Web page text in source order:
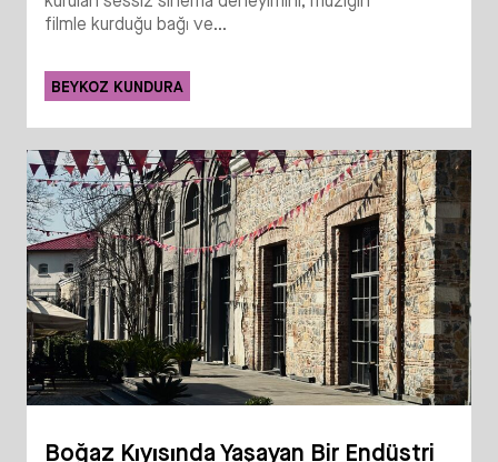
filmle kurduğu bağı ve...
BEYKOZ KUNDURA
Boğaz Kıyısında Yaşayan Bir Endüstri